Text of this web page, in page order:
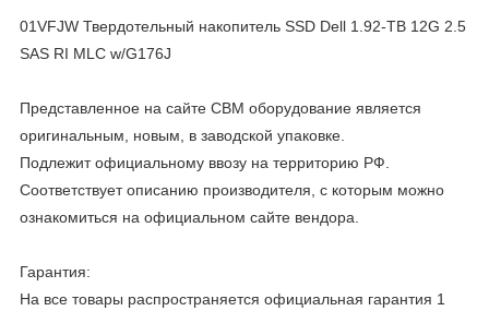
01VFJW Твердотельный накопитель SSD Dell 1.92-TB 12G 2.5
SAS RI MLC w/G176J
Представленное на сайте CBM оборудование является
оригинальным, новым, в заводской упаковке.
Подлежит официальному ввозу на территорию РФ.
Соответствует описанию производителя, с которым можно
ознакомиться на официальном сайте вендора.
Гарантия:
На все товары распространяется официальная гарантия 1